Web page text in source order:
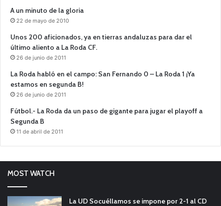
A un minuto de la gloria
22 de mayo de 2010
Unos 200 aficionados, ya en tierras andaluzas para dar el
último aliento a La Roda CF.
26 de junio de 2011
La Roda habló en el campo: San Fernando 0 – La Roda 1 ¡Ya
estamos en segunda B!
26 de junio de 2011
Fútbol.- La Roda da un paso de gigante para jugar el playoff a
Segunda B
11 de abril de 2011
MOST WATCH
La UD Socuéllamos se impone por 2-1 al CD